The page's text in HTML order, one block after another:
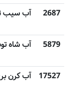
2687 آب سیب
5879 آب شاه
17527 آب کرن